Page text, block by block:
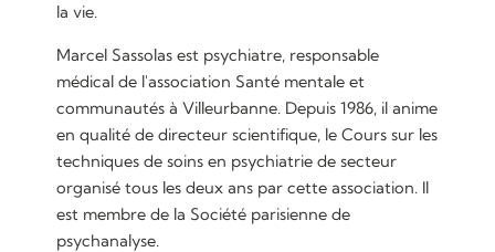
la vie.
Marcel Sassolas est psychiatre, responsable
médical de l'association Santé mentale et
communautés à Villeurbanne. Depuis 1986, il anime
en qualité de directeur scientifique, le Cours sur les
techniques de soins en psychiatrie de secteur
organisé tous les deux ans par cette association. Il
est membre de la Société parisienne de
psychanalyse.